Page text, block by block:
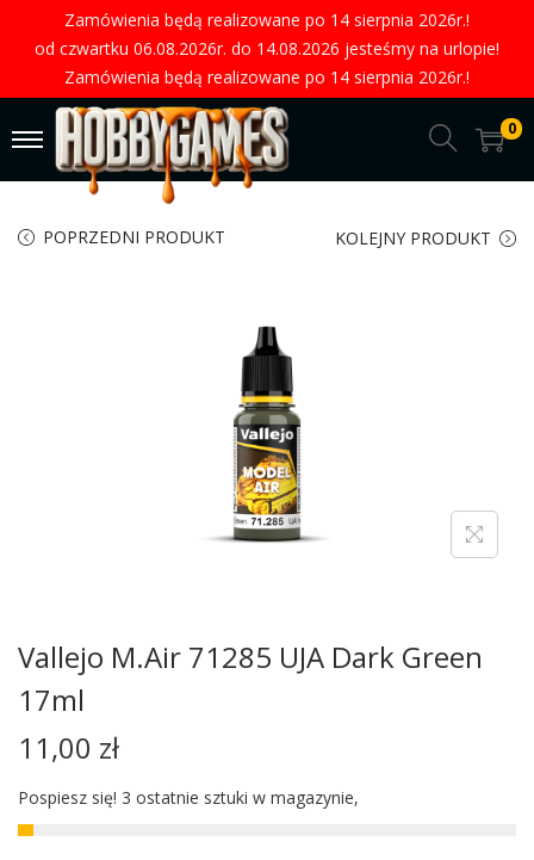
Zamówienia będą realizowane po 14 sierpnia 2026r.!
od czwartku 06.08.2026r. do 14.08.2026 jesteśmy na urlopie!
Zamówienia będą realizowane po 14 sierpnia 2026r.!
0
POPRZEDNI PRODUKT KOLEJNY PRODUKT
Vallejo M.Air 71285 UJA Dark Green
17ml
11,00 zł
Pospiesz się! 3 ostatnie sztuki w magazynie,